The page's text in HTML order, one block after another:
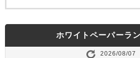
ホワイトペーパーラ
2026/08/07